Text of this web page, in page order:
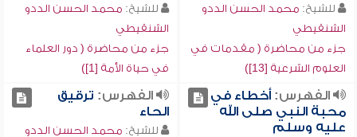
للشيخ: محمد الحسن الددو
الشنقيطي
جزء من محاضرة ( مقدمات في
العلوم الشرعية [13])
للشيخ: محمد الحسن الددو
الشنقيطي
جزء من محاضرة ( دور العلماء
في حياة الأمة [1])
الفهرس:أخطاء في
محبة النبي صلى الله
عليه وسلم
الفهرس: ترقيق
الحاء
للشيخ: محمد الحسن الددو